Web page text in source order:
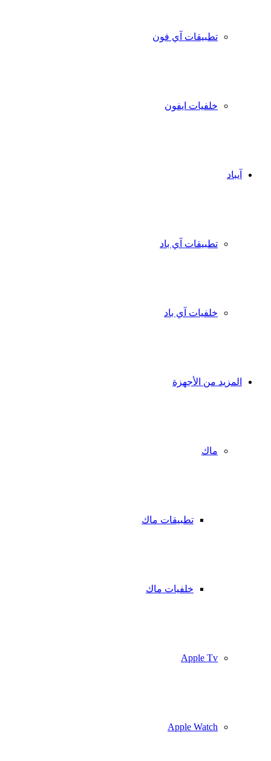
تطبيقات آي فون
خلفيات ايفون
آيباد
تطبيقات آي باد
خلفيات آي باد
المزيد من الأجهزة
ماك
تطبيقات ماك
خلفيات ماك
Apple Tv
Apple Watch